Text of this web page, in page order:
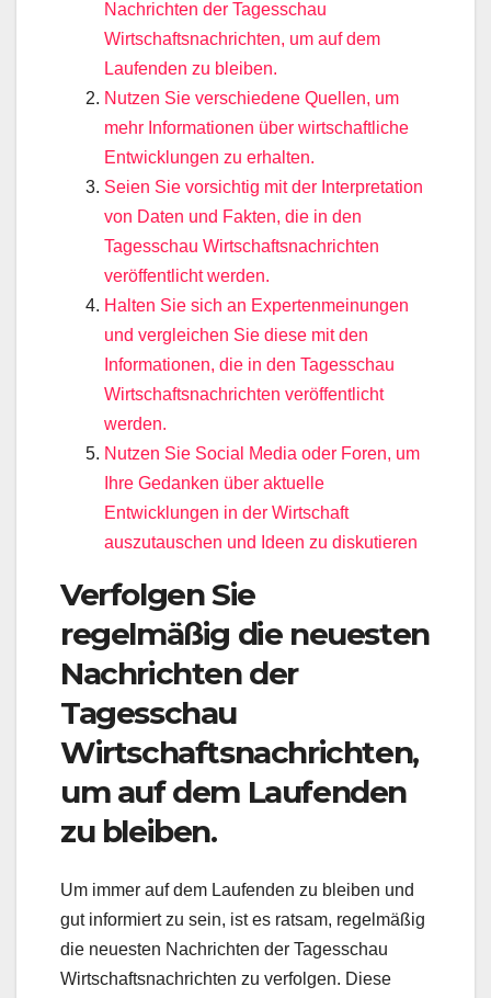
Nachrichten der Tagesschau
Wirtschaftsnachrichten, um auf dem
Laufenden zu bleiben.
Nutzen Sie verschiedene Quellen, um
mehr Informationen über wirtschaftliche
Entwicklungen zu erhalten.
Seien Sie vorsichtig mit der Interpretation
von Daten und Fakten, die in den
Tagesschau Wirtschaftsnachrichten
veröffentlicht werden.
Halten Sie sich an Expertenmeinungen
und vergleichen Sie diese mit den
Informationen, die in den Tagesschau
Wirtschaftsnachrichten veröffentlicht
werden.
Nutzen Sie Social Media oder Foren, um
Ihre Gedanken über aktuelle
Entwicklungen in der Wirtschaft
auszutauschen und Ideen zu diskutieren
Verfolgen Sie
regelmäßig die neuesten
Nachrichten der
Tagesschau
Wirtschaftsnachrichten,
um auf dem Laufenden
zu bleiben.
Um immer auf dem Laufenden zu bleiben und
gut informiert zu sein, ist es ratsam, regelmäßig
die neuesten Nachrichten der Tagesschau
Wirtschaftsnachrichten zu verfolgen. Diese